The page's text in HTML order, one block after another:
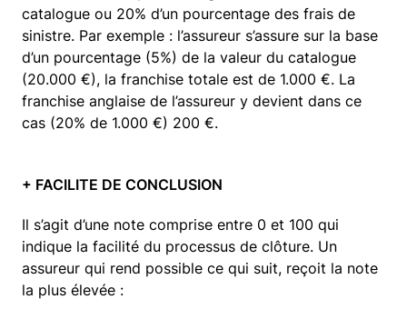
catalogue ou 20% d’un pourcentage des frais de
sinistre. Par exemple : l’assureur s’assure sur la base
d’un pourcentage (5%) de la valeur du catalogue
(20.000 €), la franchise totale est de 1.000 €. La
franchise anglaise de l’assureur y devient dans ce
cas (20% de 1.000 €) 200 €.​
+ FACILITE DE CONCLUSION
​Il s’agit d’une note comprise entre 0 et 100 qui
indique la facilité du processus de clôture. Un
assureur qui rend possible ce qui suit, reçoit la note
la plus élevée :